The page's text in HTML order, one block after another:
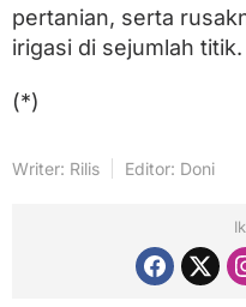
pertanian, serta
irigasi di sejumlah titik.
(*)
Writer: Rilis Editor: Doni